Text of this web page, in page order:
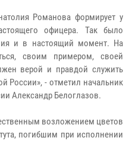
Романова формирует у
офицера. Так было
и в настоящий момент. На
своим примером, своей
верой и правдой служить
России», - отметил начальник
Александр Белоглазов.
возложением цветов
погибшим при исполнении